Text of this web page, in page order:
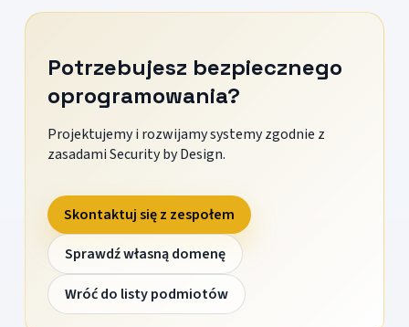
Potrzebujesz bezpiecznego
oprogramowania?
Projektujemy i rozwijamy systemy zgodnie z
zasadami Security by Design.
Skontaktuj się z zespołem
Sprawdź własną domenę
Wróć do listy podmiotów